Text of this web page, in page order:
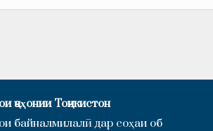
ҷаҳонии Тоҷикистон
байналмилалӣ дар соҳаи об